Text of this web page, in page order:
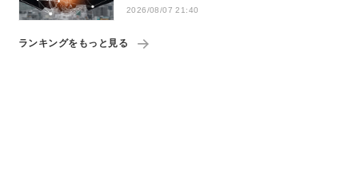
2026/08/07 21:40
ランキングをもっと見る